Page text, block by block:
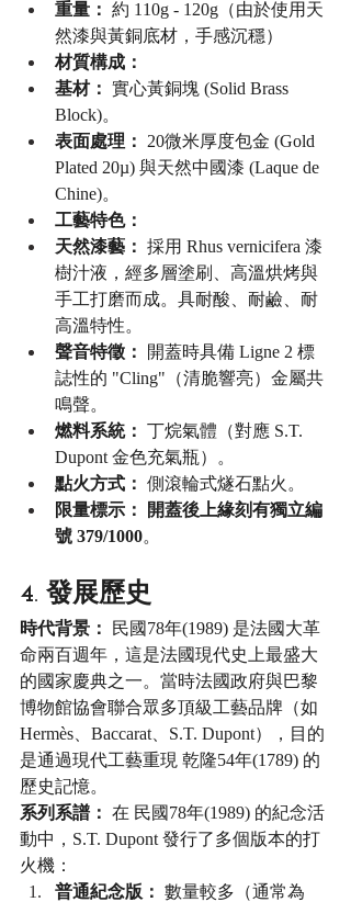
重量： 約 110g - 120g（由於使用天
然漆與黃銅底材，手感沉穩）
材質構成：
基材： 實心黃銅塊 (Solid Brass
Block)。
表面處理：
20微米厚度包金 (Gold
Plated 20µ) 與天然中國漆 (Laque de
Chine)。
工藝特色：
天然漆藝： 採用 Rhus vernicifera 漆
樹汁液，經多層塗刷、高溫烘烤與
手工打磨而成。具耐酸、耐鹼、耐
高溫特性。
聲音特徵：
開蓋時具備 Ligne 2 標
誌性的 "Cling"（清脆響亮）金屬共
鳴聲。
燃料系統： 丁烷氣體（對應 S.T.
Dupont 金色充氣瓶）。
點火方式： 側滾輪式燧石點火。
限量標示：
開蓋後上緣刻有獨立編
號 379/1000。
4. 發展歷史
時代背景：
民國78年(1989) 是法國大革
命兩百週年，這是法國現代史上最盛大
的國家慶典之一。當時法國政府與巴黎
博物館協會聯合眾多頂級工藝品牌（如
Hermès、Baccarat、S.T. Dupont），目的
是通過現代工藝重現 乾隆54年(1789) 的
歷史記憶。
系列系譜： 在 民國78年(1989) 的紀念活
動中，S.T. Dupont 發行了多個版本的打
火機：
普通紀念版： 數量較多（通常為